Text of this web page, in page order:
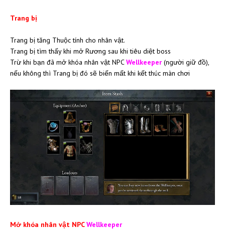
Trang bị
Trang bị tăng Thuộc tính cho nhân vật.
Trang bị tìm thấy khi mở Rương sau khi tiêu diệt boss
Trừ khi bạn đã mở khóa nhân vật NPCWellkeeper (người giữ đồ),
nếu không thì Trang bị đó sẽ biến mất khi kết thúc màn chơi
Mở khóa nhân vật NPC Wellkeeper